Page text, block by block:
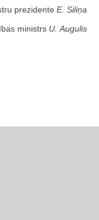
prezidente E. Siliņa
ministrs U. Augulis